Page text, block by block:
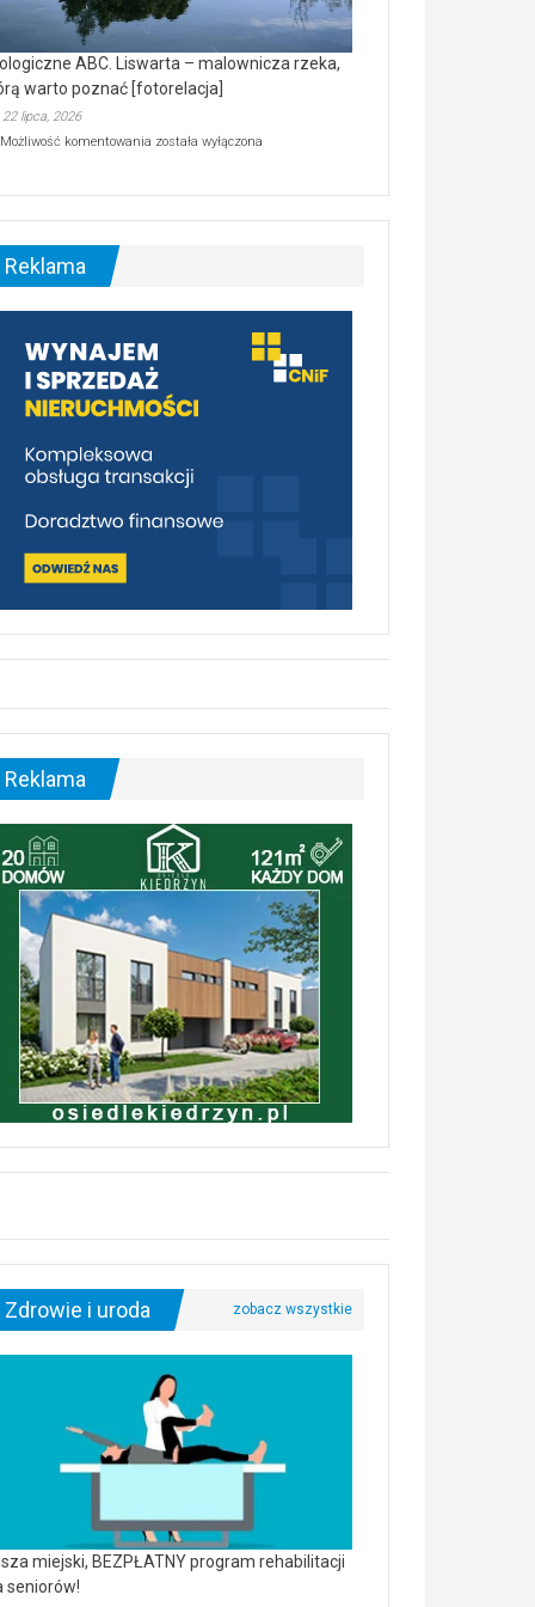
ABC. Liswarta – malownicza rzeka,
warto poznać [fotorelacja]
22 lipca, 2026
Możliwość komentowania Ekologiczne
–
malownicza
[fotorelacja]
została wyłączona
Reklama
Reklama
Zdrowie i uroda
miejski, BEZPŁATNY program rehabilitacji
seniorów!